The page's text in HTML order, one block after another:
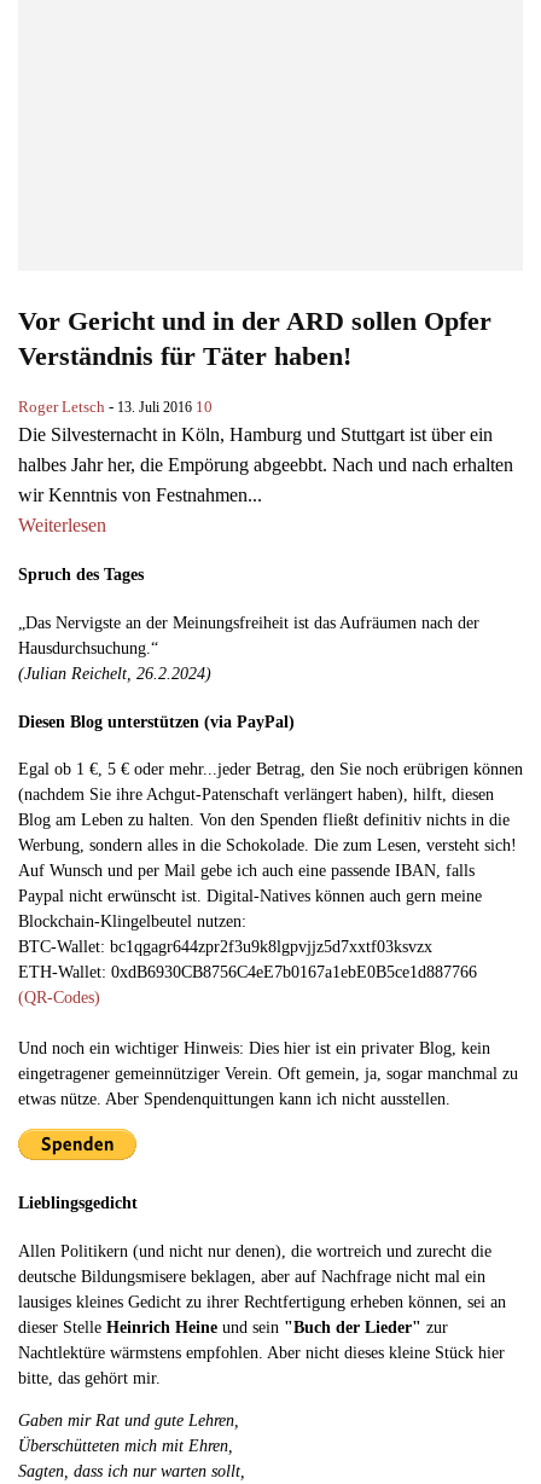
Vor Gericht und in der ARD sollen Opfer
Verständnis für Täter haben!
Roger Letsch - 13. Juli 2016 10
Die Silvesternacht in Köln, Hamburg und Stuttgart ist über ein
halbes Jahr her, die Empörung abgeebbt. Nach und nach erhalten
wir Kenntnis von Festnahmen...
Weiterlesen
Spruch des Tages
„Das Nervigste an der Meinungsfreiheit ist das Aufräumen nach der
Hausdurchsuchung.“
(Julian Reichelt, 26.2.2024)
Diesen Blog unterstützen (via PayPal)
Egal ob 1 €, 5 € oder mehr...jeder Betrag, den Sie noch erübrigen können
(nachdem Sie ihre Achgut-Patenschaft verlängert haben), hilft, diesen
Blog am Leben zu halten. Von den Spenden fließt definitiv nichts in die
Werbung, sondern alles in die Schokolade. Die zum Lesen, versteht sich!
Auf Wunsch und per Mail gebe ich auch eine passende IBAN, falls
Paypal nicht erwünscht ist. Digital-Natives können auch gern meine
Blockchain-Klingelbeutel nutzen:
BTC-Wallet: bc1qgagr644zpr2f3u9k8lgpvjjz5d7xxtf03ksvzx
ETH-Wallet: 0xdB6930CB8756C4eE7b0167a1ebE0B5ce1d887766
(QR-Codes)
Und noch ein wichtiger Hinweis: Dies hier ist ein privater Blog, kein
eingetragener gemeinnütziger Verein. Oft gemein, ja, sogar manchmal zu
etwas nütze. Aber Spendenquittungen kann ich nicht ausstellen.
Lieblingsgedicht
Allen Politikern (und nicht nur denen), die wortreich und zurecht die
deutsche Bildungsmisere beklagen, aber auf Nachfrage nicht mal ein
lausiges kleines Gedicht zu ihrer Rechtfertigung erheben können, sei an
dieser Stelle Heinrich Heine und sein "Buch der Lieder" zur
Nachtlektüre wärmstens empfohlen. Aber nicht dieses kleine Stück hier
bitte, das gehört mir.
Gaben mir Rat und gute Lehren,
Überschütteten mich mit Ehren,
Sagten, dass ich nur warten sollt,